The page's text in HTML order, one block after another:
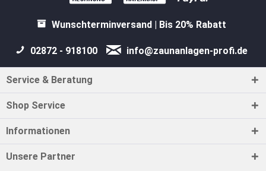
Wunschterminversand | Bis 20% Rabatt
02872 - 918100 info@zaunanlagen-profi.de
Service & Beratung
Shop Service
Informationen
Unsere Partner